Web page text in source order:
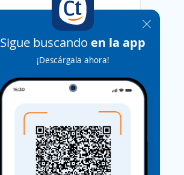
Sigue buscando en la app
¡Descárgala ahora!